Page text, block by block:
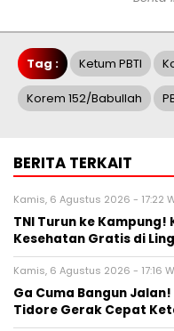
Tag : Ketum PBTI
Korem 152/Babullah
BERITA TERKAIT
Kamis, 6 Agustus 2026 - 17:22
TNI Turun ke
Kesehatan Gratis di
Kamis, 6 Agustus 2026 - 17:16
Ga Cuma Bangun
Tidore Gerak Cepat